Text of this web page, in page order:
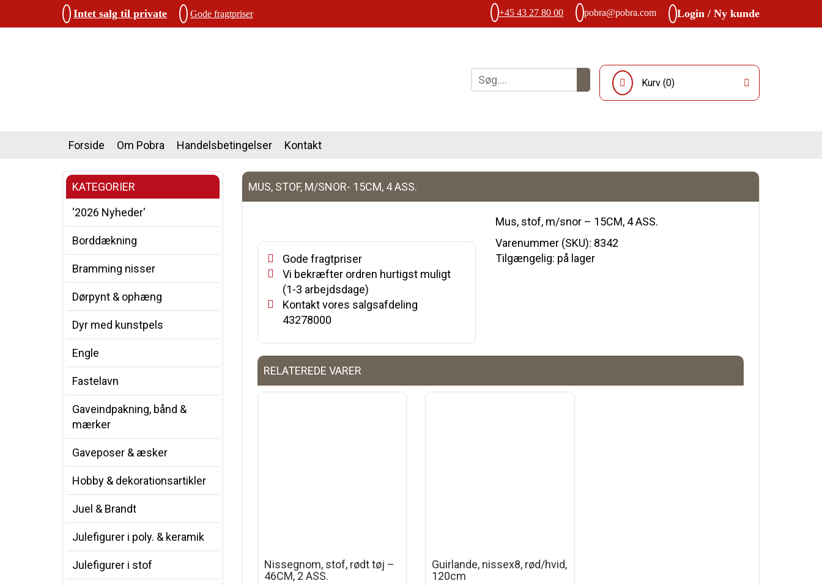
Intet salg til private Gode fragtpriser +45 43 27 80 00 pobra@pobra.com Login / Ny kunde
Kurv (0)
Forside Om Pobra Handelsbetingelser Kontakt
KATEGORIER
'2026 Nyheder'
Borddækning
Bramming nisser
Dørpynt & ophæng
Dyr med kunstpels
Engle
Fastelavn
Gaveindpakning, bånd &
mærker
Gaveposer & æsker
Hobby & dekorationsartikler
Juel & Brandt
Julefigurer i poly. & keramik
Julefigurer i stof
MUS, STOF, M/SNOR- 15CM, 4 ASS.
Gode fragtpriser
Vi bekræfter ordren hurtigst muligt
(1-3 arbejdsdage)
Kontakt vores salgsafdeling
43278000
Mus, stof, m/snor – 15CM, 4 ASS.
Varenummer (SKU): 8342
Tilgængelig: på lager
RELATEREDE VARER
Nissegnom, stof, rødt tøj –
46CM, 2 ASS.
Guirlande, nissex8, rød/hvid,
120cm